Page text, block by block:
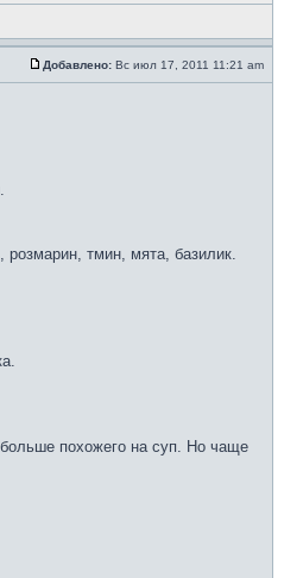
Добавлено: Вс июл 17, 2011 11:21 am
тмин, мята, базилик.
больше похожего на суп. Но чаще